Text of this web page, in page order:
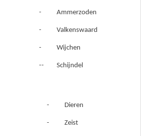
- Ammerzoden
- Valkenswaard
- Wijchen
-- Schijndel
- Dieren
- Zeist